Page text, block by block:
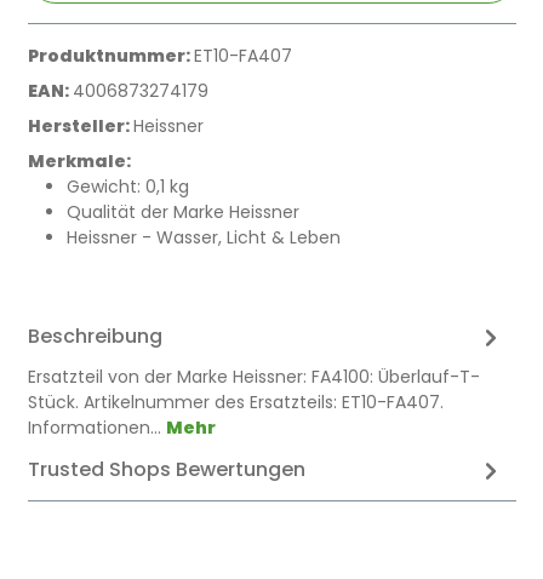
Produktnummer:ET10-FA407
EAN: 4006873274179
Hersteller:Heissner
Merkmale:
Gewicht: 0,1 kg
Qualität der Marke Heissner
Heissner - Wasser, Licht & Leben
Beschreibung
Ersatzteil von der Marke Heissner: FA4100: Überlauf-T-
Stück. Artikelnummer des Ersatzteils: ET10-FA407.
Informationen… Mehr
Trusted Shops Bewertungen